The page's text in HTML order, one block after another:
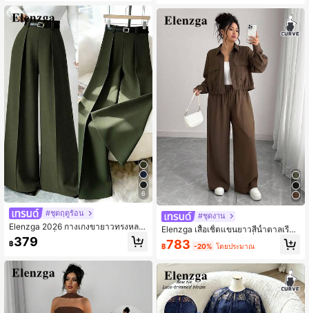
6
#ชุดฤดูร้อน
Elenzga 2026 กางเกงขายาวทรงหลว
มขาตรงแฟชั่นลำลองสีกากีสไตล์วินเทจ
สำหรับผู้หญิง, เอวสูง, ใส่ได้หลากหลาย
฿379
#ชุดงาน
Elenzga เสื้อเชิ้ตแขนยาวสีน้ำตาลเรียบ
ง่ายสไตล์โรแมนติกซิซิลีฝรั่งเศสสำหรับ
ผู้หญิงอวบอ้วน คอปก กระดุมซ่อน ชายเ
ดเซ็ตสองชิ้นสีน้ำตาลสำหรับฤดูใบไม้ผ
ลิ/ใบไม้ร่วง/ฤดูหนาว ชุดกางเกงสองชิ้น
สำหรับผู้หญิง ชุดกางเกงสีน้ำตาลสำหรั
บผู้หญิง ชุดเซ็ต 2 ชิ้นสำหรับผู้หญิง ชุดโ
คออดสำหรับผู้หญิง
฿783 -20% โดยประมาณ